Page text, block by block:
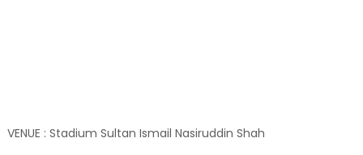
VENUE : Stadium Sultan Ismail Nasiruddin Shah